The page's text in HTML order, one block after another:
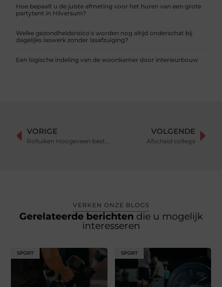
Hoe bepaalt u de juiste afmeting voor het huren van een grote
partytent in Hilversum?
Welke gezondheidsrisico's worden nog altijd onderschat bij
dagelijks laswerk zonder lasafzuiging?
Een logische indeling van de woonkamer door interieurbouw
VORIGE
Rolluiken Hoogeveen bestellen
VOLGENDE
Afscheid collega
VERKEN ONZE BLOGS
Gerelateerde berichten die u mogelijk
interesseren
SPORT SPORT